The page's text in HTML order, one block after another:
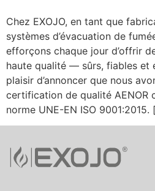
Chez EXOJO, en tant que
systèmes d’évacuation de
efforçons chaque jour d’offrir
haute qualité — sûrs, fiables et
plaisir d’annoncer que nous
certification de qualité AENOR
norme UNE-EN ISO 9001:2015.